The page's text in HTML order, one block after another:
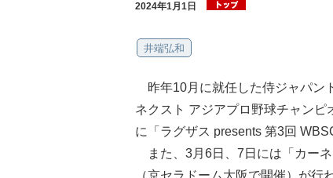
2024年1月1日
井端弘和
昨年10月に就任した侍ジャパン
ネクスト アジアプロ野球チャン
に「ラグザス presents 第3回
また、3月6日、7日には「カー
（京セラドーム大阪で開催）が行